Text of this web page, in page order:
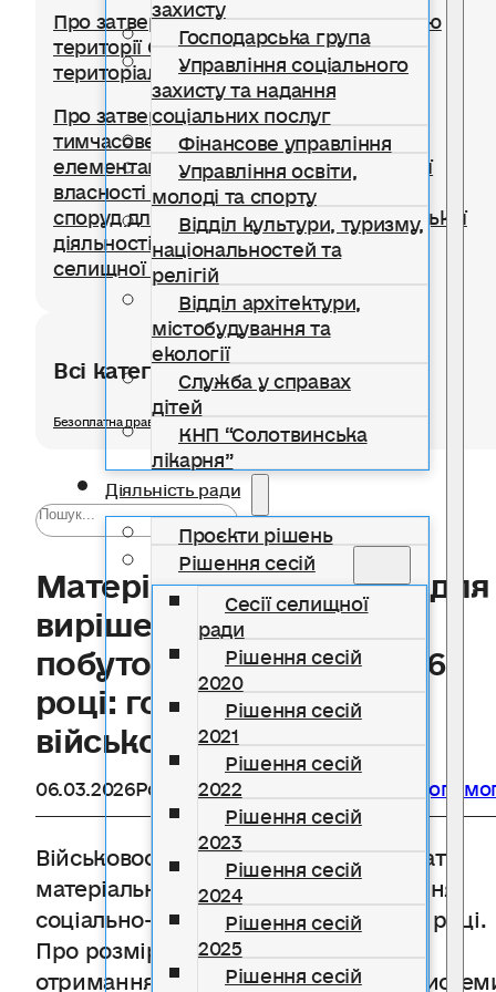
Господарська група
Управління соціального
захисту та надання
соціальних послуг
Фінансове управління
Управління освіти,
молоді та спорту
Відділ культури, туризму,
національностей та
релігій
Відділ архітектури,
містобудування та
екології
Служба у справах
дітей
КНП “Солотвинська
лікарня”
Діяльність ради
Проєкти рішень
Рішення сесій
Сесії селищної
ради
Рішення сесій
2020
Рішення сесій
2021
Рішення сесій
2022
Рішення сесій
2023
Рішення сесій
2024
Рішення сесій
2025
Рішення сесій
Про затвердження Правил благоустрою
території Солотвинської селищної
територіальної громади
Про затвердження Положення про
тимчасове користування окремими
елементами благоустрою комунальної
власності для розміщення тимчасових
споруд для провадження підприємницької
діяльності на території Солотвинської
селищної територіальної громади
Всі категорії розділу
Безоплатна правнича допомога
Матеріальна допомога для
вирішення соціально-
побутових питань у 2026
році: головне для
військовослужбовців
06.03.2026РозділБезоплатна правнича
Військовослужбовці можуть отримати
матеріальну допомогу для вирішення
соціально-побутових питань у 2026 році.
Про розмір допомоги та підстави її
отримання розповідають юристи